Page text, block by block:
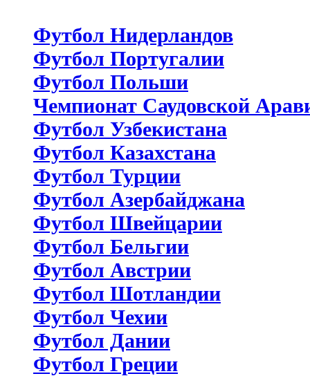
Футбол Нидерландов
Футбол Португалии
Футбол Польши
Чемпионат Саудовской
Футбол Узбекистана
Футбол Казахстана
Футбол Турции
Футбол Азербайджана
Футбол Швейцарии
Футбол Бельгии
Футбол Австрии
Футбол Шотландии
Футбол Чехии
Футбол Дании
Футбол Греции